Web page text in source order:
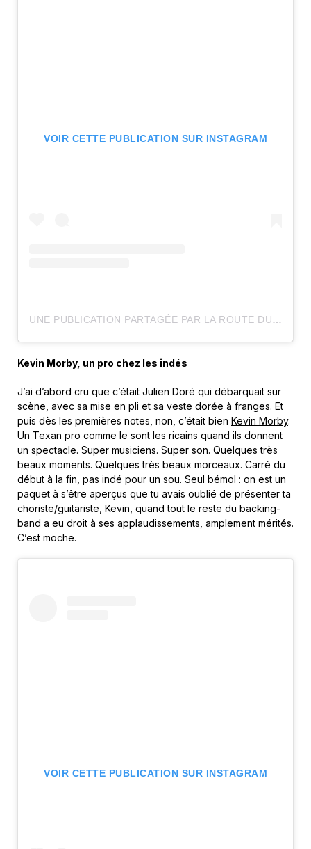
VOIR CETTE PUBLICATION SUR INSTAGRAM
UNE PUBLICATION PARTAGÉE PAR LA ROUTE DU ROCK (@LAROUTEDUROCK)
Kevin Morby, un pro chez les indés
J’ai d’abord cru que c’était Julien Doré qui débarquait sur
scène, avec sa mise en pli et sa veste dorée à franges. Et
puis dès les premières notes, non, c’était bien Kevin Morby.
Un Texan pro comme le sont les ricains quand ils donnent
un spectacle. Super musiciens. Super son. Quelques très
beaux moments. Quelques très beaux morceaux. Carré du
début à la fin, pas indé pour un sou. Seul bémol : on est un
paquet à s’être aperçus que tu avais oublié de présenter ta
choriste/guitariste, Kevin, quand tout le reste du backing-
band a eu droit à ses applaudissements, amplement mérités.
C’est moche.
VOIR CETTE PUBLICATION SUR INSTAGRAM